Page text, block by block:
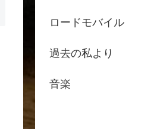
ロードモバイル
過去の私より
音楽